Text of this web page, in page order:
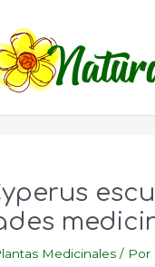
Medicinales / Por